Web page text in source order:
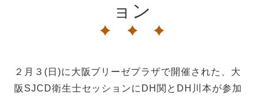
ョン
２月３(日)に大阪ブリーゼプラザで開催された、大
阪SJCD衛生士セッションにDH関とDH川本が参加